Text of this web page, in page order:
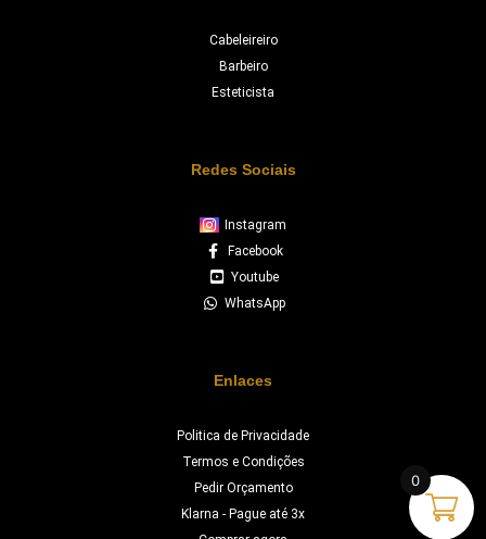
Cabeleireiro
Barbeiro
Esteticista
Redes Sociais
Instagram
Facebook
Youtube
WhatsApp
Enlaces
Politica de Privacidade
Termos e Condições
Pedir Orçamento
Klarna - Pague até 3x
0